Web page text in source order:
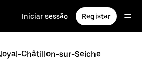
Iniciar sessão Registar
Châtillon-sur-Seiche